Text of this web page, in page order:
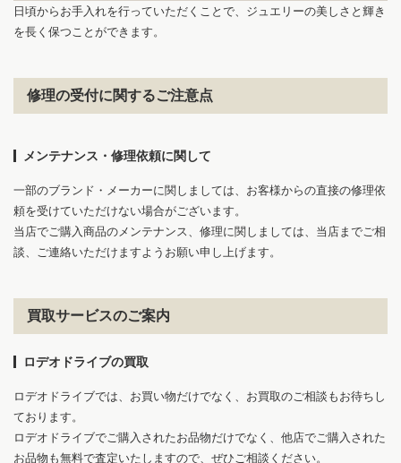
日頃からお手入れを行っていただくことで、ジュエリーの美しさと輝き
を長く保つことができます。
修理の受付に関するご注意点
メンテナンス・修理依頼に関して
一部のブランド・メーカーに関しましては、お客様からの直接の修理依
頼を受けていただけない場合がございます。
当店でご購入商品のメンテナンス、修理に関しましては、当店までご相
談、ご連絡いただけますようお願い申し上げます。
買取サービスのご案内
ロデオドライブの買取
ロデオドライブでは、お買い物だけでなく、お買取のご相談もお待ちし
ております。
ロデオドライブでご購入されたお品物だけでなく、他店でご購入された
お品物も無料で査定いたしますので、ぜひご相談ください。